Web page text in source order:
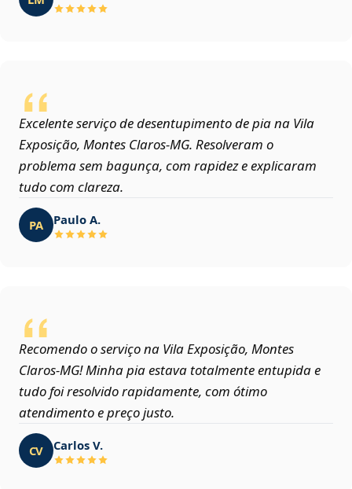
Excelente serviço de desentupimento de pia na Vila
Exposição, Montes Claros‑MG. Resolveram o
problema sem bagunça, com rapidez e explicaram
tudo com clareza.
PA Paulo A.
Recomendo o serviço na Vila Exposição, Montes
Claros‑MG! Minha pia estava totalmente entupida e
tudo foi resolvido rapidamente, com ótimo
atendimento e preço justo.
CV Carlos V.